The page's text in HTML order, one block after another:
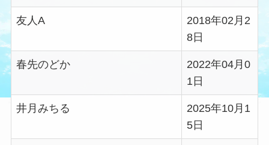
友人A
2018年02月2
8日
春先のどか
2022年04月0
1日
井月みちる
2025年10月1
5日